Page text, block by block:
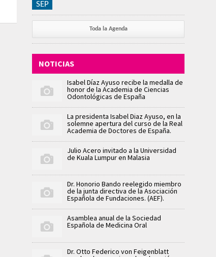
SEP
Toda la Agenda
NOTICIAS
Isabel Díaz Ayuso recibe la medalla de
honor de la Academia de Ciencias
Odontológicas de España
La presidenta Isabel Diaz Ayuso, en la
solemne apertura del curso de la Real
Academia de Doctores de España.
Julio Acero invitado a la Universidad
de Kuala Lumpur en Malasia
Dr. Honorio Bando reelegido miembro
de la junta directiva de la Asociación
Española de Fundaciones. (AEF).
Asamblea anual de la Sociedad
Española de Medicina Oral
Dr. Otto Federico von Feigenblatt